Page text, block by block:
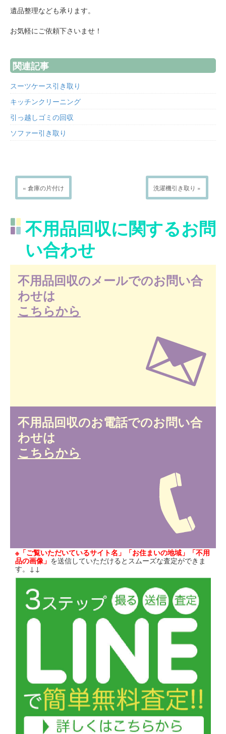
遺品整理なども承ります。
お気軽にご依頼下さいませ！
関連記事
スーツケース引き取り
キッチンクリーニング
引っ越しゴミの回収
ソファー引き取り
« 倉庫の片付け 洗濯機引き取り »
不用品回収に関するお問
い合わせ
不用品回収のメールでのお問い合
わせは
こちらから
不用品回収のお電話でのお問い合
わせは
こちらから
※「ご覧いただいているサイト名」「お住まいの地域」「不用
品の画像」 を送信していただけるとスムーズな査定ができま
す。↓↓